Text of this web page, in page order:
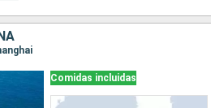
Comidas incluidas